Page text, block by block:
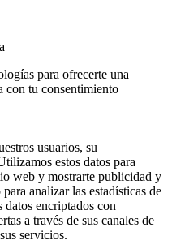
para ofrecerte una
con tu consentimiento
usuarios, su
estos datos para
web y mostrarte publicidad y
analizar las estadísticas de
datos encriptados con
a través de sus canales de
servicios.